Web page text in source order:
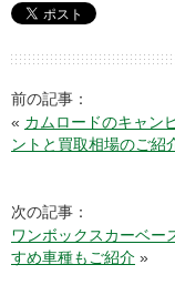
前の記事：
« カムロードのキャン
ントと買取相場のご紹
次の記事：
ワンボックスカーベー
すめ車種もご紹介 »